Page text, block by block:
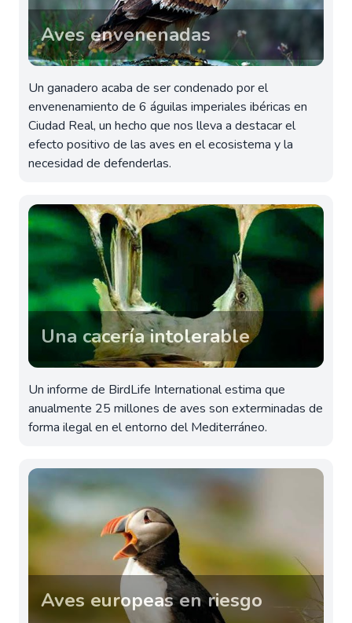
Aves envenenadas
Un ganadero acaba de ser condenado por el
envenenamiento de 6 águilas imperiales ibéricas en
Ciudad Real, un hecho que nos lleva a destacar el
efecto positivo de las aves en el ecosistema y la
necesidad de defenderlas.
Una cacería intolerable
Un informe de BirdLife International estima que
anualmente 25 millones de aves son exterminadas de
forma ilegal en el entorno del Mediterráneo.
Aves europeas en riesgo